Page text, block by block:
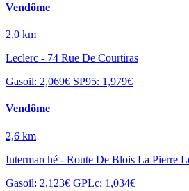
Vendôme
2,0 km
Leclerc - 74 Rue De Courtiras
Gasoil: 2,069€ SP95: 1,979€
Vendôme
2,6 km
Intermarché - Route De Blois La Pierre
Gasoil: 2,123€ GPLc: 1,034€